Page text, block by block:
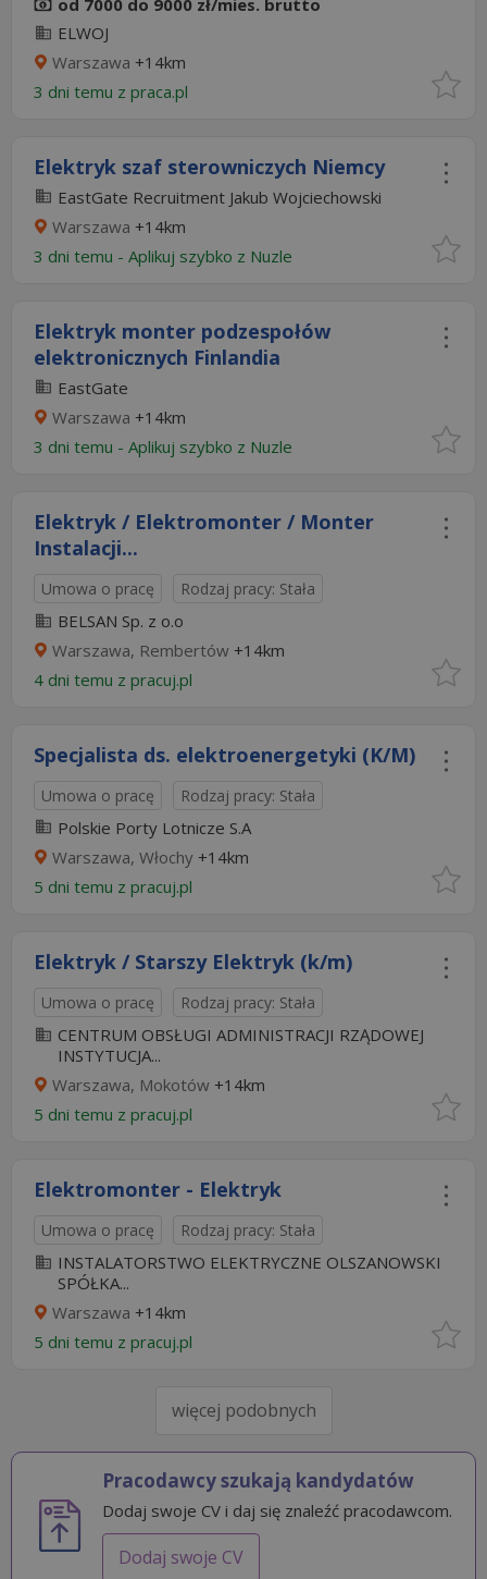
od 7000 do 9000 zł/mies. brutto
ELWOJ
Warszawa +14km
3 dni temu z praca.pl
Elektryk szaf sterowniczych Niemcy
EastGate Recruitment Jakub Wojciechowski
Warszawa +14km
3 dni temu - Aplikuj szybko z Nuzle
Elektryk monter podzespołów
elektronicznych Finlandia
EastGate
Warszawa +14km
3 dni temu - Aplikuj szybko z Nuzle
Elektryk / Elektromonter / Monter
Instalacji...
Umowa o pracę Rodzaj pracy: Stała
BELSAN Sp. z o.o
Warszawa, Rembertów +14km
4 dni temu z pracuj.pl
Specjalista ds. elektroenergetyki (K/M)
Umowa o pracę Rodzaj pracy: Stała
Polskie Porty Lotnicze S.A
Warszawa, Włochy +14km
5 dni temu z pracuj.pl
Elektryk / Starszy Elektryk (k/m)
Umowa o pracę Rodzaj pracy: Stała
CENTRUM OBSŁUGI ADMINISTRACJI RZĄDOWEJ
INSTYTUCJA...
Warszawa, Mokotów +14km
5 dni temu z pracuj.pl
Elektromonter - Elektryk
Umowa o pracę Rodzaj pracy: Stała
INSTALATORSTWO ELEKTRYCZNE OLSZANOWSKI
SPÓŁKA...
Warszawa +14km
5 dni temu z pracuj.pl
więcej podobnych
Pracodawcy szukają kandydatów
Dodaj swoje CV i daj się znaleźć pracodawcom.
Dodaj swoje CV